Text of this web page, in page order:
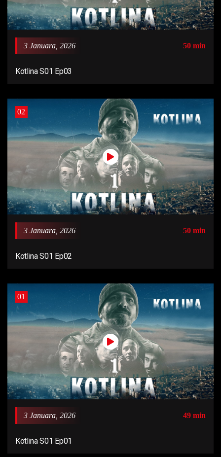
3 Januara, 2026 50 min
Kotlina S01 Ep03
02
3 Januara, 2026 50 min
Kotlina S01 Ep02
01
3 Januara, 2026 49 min
Kotlina S01 Ep01